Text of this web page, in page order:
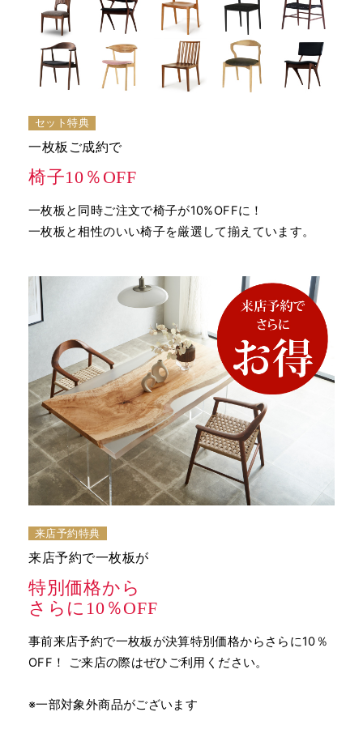
セット特典
一枚板ご成約で
椅子10％OFF
一枚板と同時ご注文で椅子が10%OFFに！
一枚板と相性のいい椅子を厳選して揃えています。
来店予約特典
来店予約で一枚板が
特別価格から
さらに10％OFF
事前来店予約で一枚板が決算特別価格からさらに10％
OFF！ ご来店の際はぜひご利用ください。
※一部対象外商品がございます